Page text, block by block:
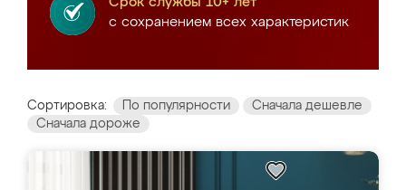
с сохранением всех характеристик
Сортировка: По популярности
Сначала дешевле
Сначала дороже